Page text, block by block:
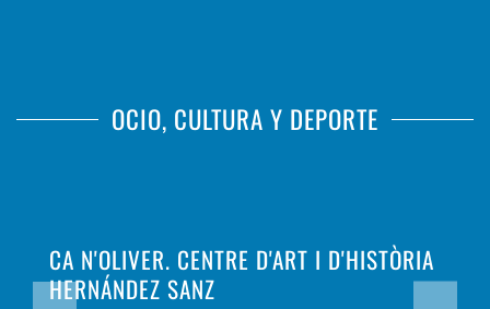
OCIO, CULTURA Y DEPORTE
CA N'OLIVER. CENTRE D'ART I D'HISTÒRIA
HERNÁNDEZ SANZ